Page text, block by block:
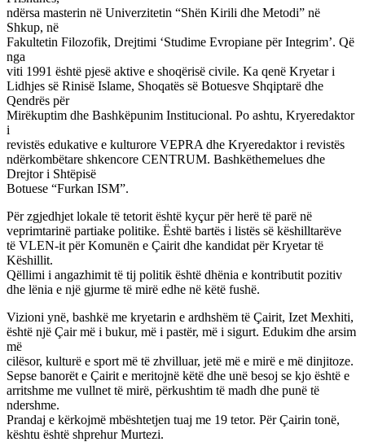
ndërsa masterin në Univerzitetin “Shën Kirili dhe Metodi” në
Shkup, në
Fakultetin Filozofik, Drejtimi ‘Studime Evropiane për Integrim’. Që
nga
viti 1991 është pjesë aktive e shoqërisë civile. Ka qenë Kryetar i
Lidhjes së Rinisë Islame, Shoqatës së Botuesve Shqiptarë dhe
Qendrës për
Mirëkuptim dhe Bashkëpunim Institucional. Po ashtu, Kryeredaktor
i
revistës edukative e kulturore VEPRA dhe Kryeredaktor i revistës
ndërkombëtare shkencore CENTRUM. Bashkëthemelues dhe
Drejtor i Shtëpisë
Botuese “Furkan ISM”.
Për zgjedhjet lokale të tetorit është kyçur për herë të parë në
veprimtarinë partiake politike. Është bartës i listës së këshilltarëve
të VLEN-it për Komunën e Çairit dhe kandidat për Kryetar të
Këshillit.
Qëllimi i angazhimit të tij politik është dhënia e kontributit pozitiv
dhe lënia e një gjurme të mirë edhe në këtë fushë.
Vizioni ynë, bashkë me kryetarin e ardhshëm të Çairit, Izet Mexhiti,
është një Çair më i bukur, më i pastër, më i sigurt. Edukim dhe arsim
më
cilësor, kulturë e sport më të zhvilluar, jetë më e mirë e më dinjitoze.
Sepse banorët e Çairit e meritojnë këtë dhe unë besoj se kjo është e
arritshme me vullnet të mirë, përkushtim të madh dhe punë të
ndershme.
Prandaj e kërkojmë mbështetjen tuaj me 19 tetor. Për Çairin tonë,
kështu është shprehur Murtezi.